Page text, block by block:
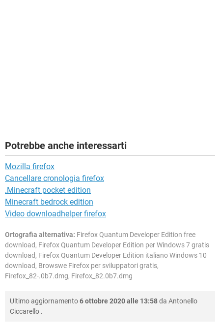
Potrebbe anche interessarti
Mozilla firefox
Cancellare cronologia firefox
.Minecraft pocket edition
Minecraft bedrock edition
Video downloadhelper firefox
Ortografia alternativa: Firefox Quantum Developer Edition free
download, Firefox Quantum Developer Edition per Windows 7 gratis
download, Firefox Quantum Developer Edition italiano Windows 10
download, Browswe Firefox per sviluppatori gratis,
Firefox_82-.0b7.dmg, Firefox_82.0b7.dmg
Ultimo aggiornamento6 ottobre 2020 alle 13:58da Antonello
Ciccarello .